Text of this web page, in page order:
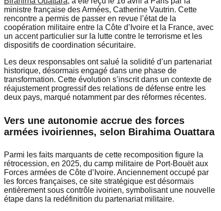
ministre française des Armées, Catherine Vautrin. Cette
rencontre a permis de passer en revue l’état de la
coopération militaire entre la Côte d’Ivoire et la France, avec
un accent particulier sur la lutte contre le terrorisme et les
dispositifs de coordination sécuritaire.
Les deux responsables ont salué la solidité d’un partenariat
historique, désormais engagé dans une phase de
transformation. Cette évolution s’inscrit dans un contexte de
réajustement progressif des relations de défense entre les
deux pays, marqué notamment par des réformes récentes.
Vers une autonomie accrue des forces
armées ivoiriennes, selon Birahima Ouattara
Parmi les faits marquants de cette recomposition figure la
rétrocession, en 2025, du camp militaire de Port-Bouët aux
Forces armées de Côte d’Ivoire. Anciennement occupé par
les forces françaises, ce site stratégique est désormais
entièrement sous contrôle ivoirien, symbolisant une nouvelle
étape dans la redéfinition du partenariat militaire.